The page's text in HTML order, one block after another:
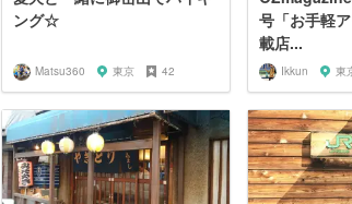
ング☆
Matsu360 東京 42
号「お手軽
載店...
Ikkun 東